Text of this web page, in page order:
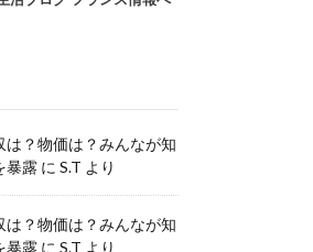
は？物価は？みんなが知
暴露に S.T より
は？物価は？みんなが知
暴露に S.T より